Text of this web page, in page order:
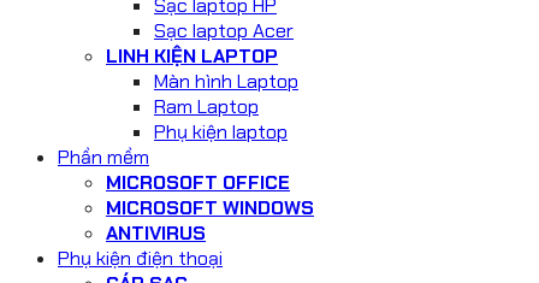
Sạc laptop HP
Sạc laptop Acer
LINH KIỆN LAPTOP
Màn hình Laptop
Ram Laptop
Phụ kiện laptop
Phần mềm
MICROSOFT OFFICE
MICROSOFT WINDOWS
ANTIVIRUS
Phụ kiện điện thoại